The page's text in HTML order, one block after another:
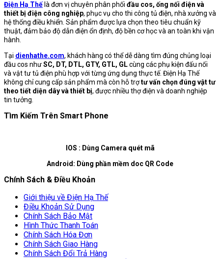
Điện Hạ Thế là đơn vị chuyên phân phối đầu cos, ống nối điện và
thiết bị điện công nghiệp, phục vụ cho thi công tủ điện, nhà xưởng và
hệ thống điều khiển. Sản phẩm được lựa chọn theo tiêu chuẩn kỹ
thuật, đảm bảo độ dẫn điện ổn định, độ bền cơ học và an toàn khi vận
hành.
Tại dienhathe.com, khách hàng có thể dễ dàng tìm đúng chủng loại
đầu cos nhưSC, DT, DTL, GTY, GTL, GLcùng các phụ kiện đấu nối
và vật tư tủ điện phù hợp với từng ứng dụng thực tế. Điện Hạ Thế
không chỉ cung cấp sản phẩm mà còn hỗ trợtư vấn chọn đúng vật tư
theo tiết diện dây và thiết bị, được nhiều thợ điện và doanh nghiệp
tin tưởng.
Tìm Kiếm Trên Smart Phone
IOS : Dùng Camera quét mã
Android: Dùng phần mềm doc QR Code
Chính Sách & Điều Khoản
Giới thiệu về Điện Hạ Thế
Điều Khoản Sử Dụng
Chính Sách Bảo Mật
Hình Thức Thanh Toán
Chính Sách Hóa Đơn
Chính Sách Giao Hàng
Chính Sách Đổi Trả Hàng